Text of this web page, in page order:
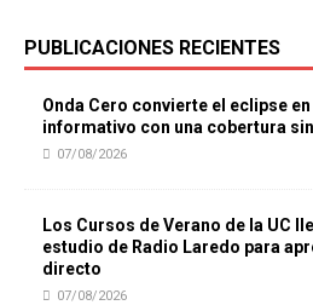
PUBLICACIONES RECIENTES
Onda Cero convierte el eclipse
informativo con una cobertura
07/08/2026
Los Cursos de Verano de la UC
estudio de Radio Laredo para
directo
07/08/2026